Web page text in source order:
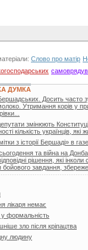
Слово про матір
ДУМКА
Досить часто
Утримання корів у
змінюють
кількість українців, які
з історії Бершаді» в
та війна на
рішення, які
завдання,
лікаря немає
формальність
зло після кріпацтва
людину